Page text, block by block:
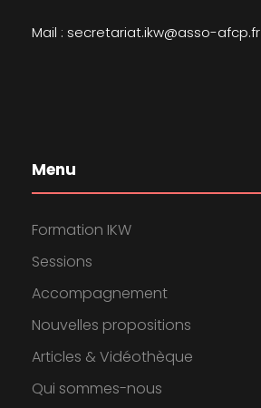
Mail : secretariat.ikw@asso-afcp.fr
Menu
Formation IKW
Sessions
Accompagnement
Nouvelles propositions
Articles & Vidéothèque
Qui sommes-nous